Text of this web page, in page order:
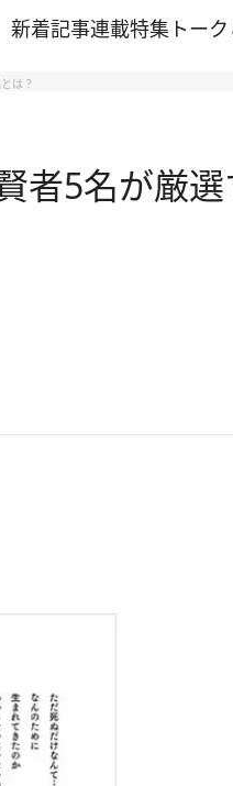
新着記事連載特集 トー
は？
者5名が厳